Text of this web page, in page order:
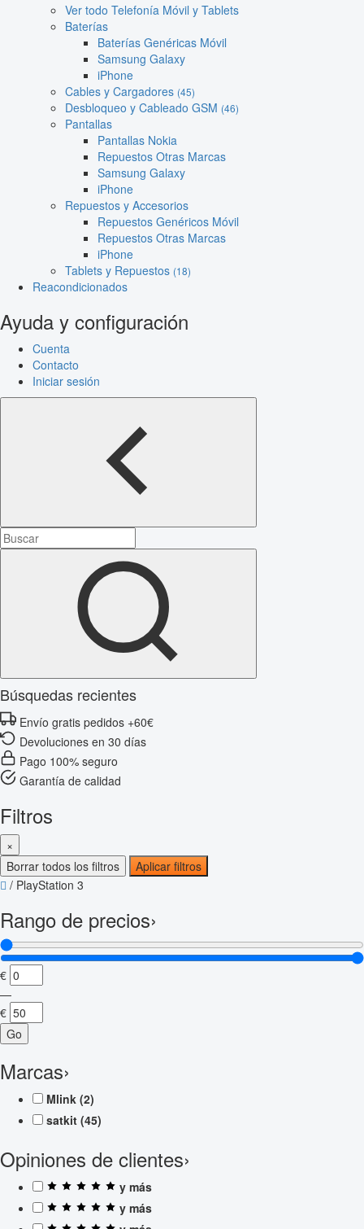
Ver todo Telefonía Móvil y Tablets
Baterías
Baterías Genéricas Móvil
Samsung Galaxy
iPhone
Cables y Cargadores (45)
Desbloqueo y Cableado GSM (46)
Pantallas
Pantallas Nokia
Repuestos Otras Marcas
Samsung Galaxy
iPhone
Repuestos y Accesorios
Repuestos Genéricos Móvil
Repuestos Otras Marcas
iPhone
Tablets y Repuestos (18)
Reacondicionados
Ayuda y configuración
Cuenta
Contacto
Iniciar sesión
Búsquedas recientes
Envío gratis pedidos +60€
Devoluciones en 30 días
Pago 100% seguro
Garantía de calidad
Filtros
×
Borrar todos los filtros
Aplicar filtros
/ PlayStation 3
Rango de precios›
€
—
€
Go
Marcas›
Mlink (2)
satkit (45)
Opiniones de clientes›
y más
y más